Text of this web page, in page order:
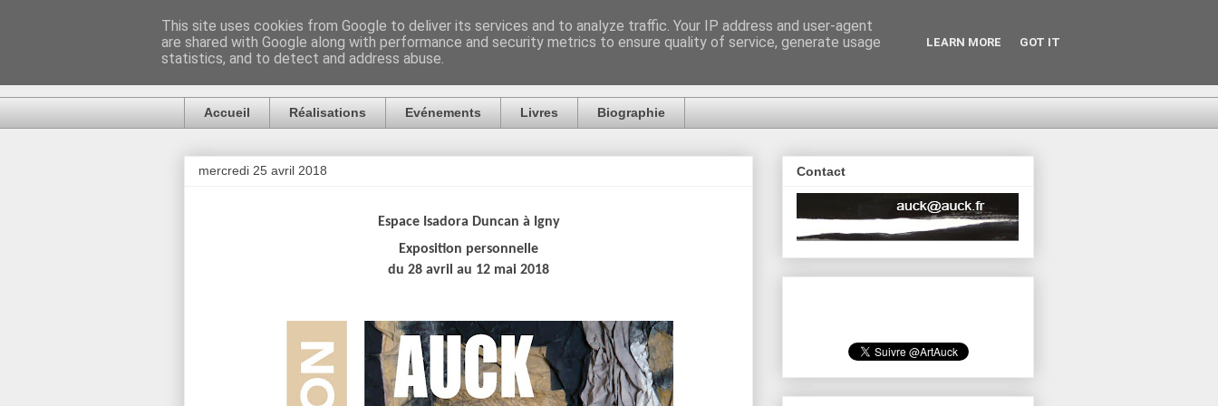
Artiste Auck
Accueil Réalisations Evénements Livres Biographie
mercredi 25 avril 2018
Espace Isadora Duncan à Igny
Exposition personnelle
du 28 avril au 12 mai 2018
Contact
This site uses cookies from Google to deliver its services and to analyze traffic. Your IP address and user-agent
are shared with Google along with performance and security metrics to ensure quality of service, generate usage
statistics, and to detect and address abuse.
LEARN MORE GOT IT